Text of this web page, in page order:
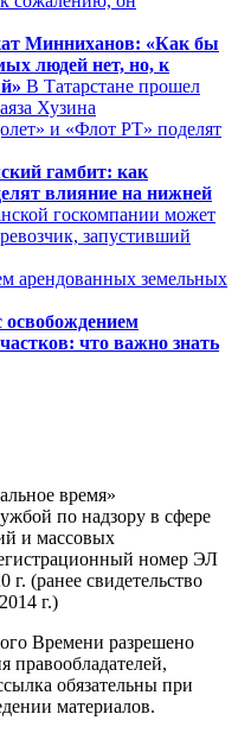
Минниханов: «Как бы
людей нет, но, к
В Татарстане прошел
Хузина
гамбит: как
влияние на нижней
госкомпании может
запустивший
что важно знать
время»
по надзору в сфере
и массовых
номер ЭЛ
(ранее свидетельство
г.)
Времени разрешено
правообладателей,
обязательны при
материалов.